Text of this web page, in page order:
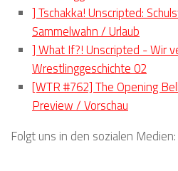
] Tschakka! Unscripted:
Sammelwahn / Urlaub
] What If?! Unscripted - Wir
Wrestlinggeschichte 02
[WTR #762] The Opening
Preview / Vorschau
Folgt uns in den sozialen Medien: